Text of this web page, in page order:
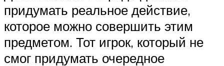
придумать реальное действие,
которое можно совершить этим
предметом. Тот игрок, который не
смог придумать очередное